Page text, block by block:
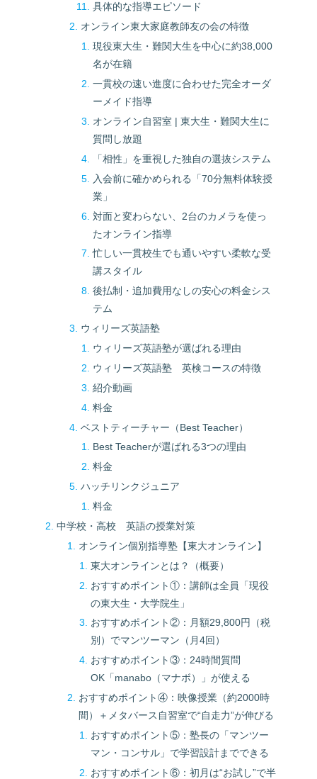
具体的な指導エピソード
オンライン東大家庭教師友の会の特徴
現役東大生・難関大生を中心に約38,000
名が在籍
一貫校の速い進度に合わせた完全オーダ
ーメイド指導
オンライン自習室 | 東大生・難関大生に
質問し放題
「相性」を重視した独自の選抜システム
入会前に確かめられる「70分無料体験授
業」
対面と変わらない、2台のカメラを使っ
たオンライン指導
忙しい一貫校生でも通いやすい柔軟な受
講スタイル
後払制・追加費用なしの安心の料金シス
テム
ウィリーズ英語塾
ウィリーズ英語塾が選ばれる理由
ウィリーズ英語塾 英検コースの特徴
紹介動画
料金
ベストティーチャー（Best Teacher）
Best Teacherが選ばれる3つの理由
料金
ハッチリンクジュニア
料金
中学校・高校 英語の授業対策
オンライン個別指導塾【東大オンライン】
東大オンラインとは？（概要）
おすすめポイント①：講師は全員「現役
の東大生・大学院生」
おすすめポイント②：月額29,800円（税
別）でマンツーマン（月4回）
おすすめポイント③：24時間質問
OK「manabo（マナボ）」が使える
おすすめポイント④：映像授業（約2000時
間）＋メタバース自習室で“自走力”が伸びる
おすすめポイント⑤：塾長の「マンツー
マン・コンサル」で学習設計までできる
おすすめポイント⑥：初月は“お試し”で半